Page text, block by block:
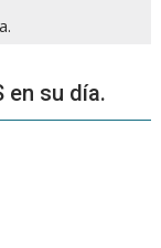
en su día.